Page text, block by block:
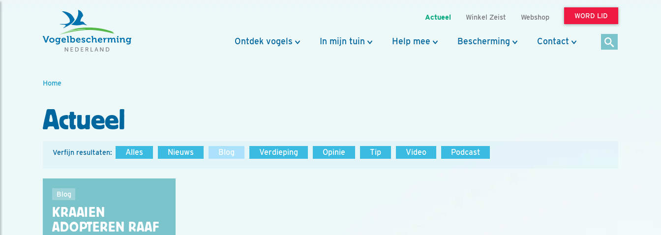
Actueel Winkel Zeist Webshop WORD LID
Ontdek vogels In mijn tuin Help mee Bescherming Contact
Home
Actueel
Verfijn resultaten: Alles Nieuws Blog Verdieping Opinie Tip Video Podcast
Blog
KRAAIEN
ADOPTEREN RAAF